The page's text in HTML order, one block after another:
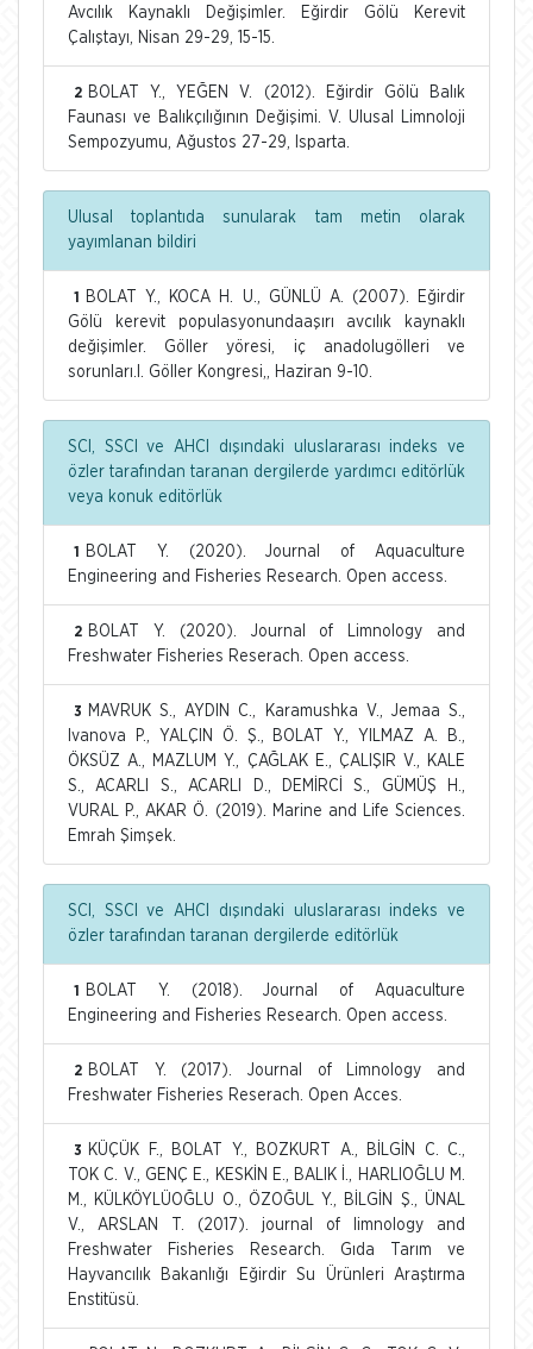
Avcılık Kaynaklı Değişimler. Eğirdir Gölü Kerevit
Çalıştayı, Nisan 29-29, 15-15.
2 BOLAT Y., YEĞEN V. (2012). Eğirdir Gölü Balık
Faunası ve Balıkçılığının Değişimi. V. Ulusal Limnoloji
Sempozyumu, Ağustos 27-29, Isparta.
Ulusal toplantıda sunularak tam metin olarak
yayımlanan bildiri
1
BOLAT Y., KOCA H. U., GÜNLÜ A. (2007). Eğirdir
Gölü kerevit populasyonundaaşırı avcılık kaynaklı
değişimler. Göller yöresi, iç anadolugölleri ve
sorunları.I. Göller Kongresi,, Haziran 9-10.
SCI, SSCI ve AHCI dışındaki uluslararası indeks ve
özler tarafından taranan dergilerde yardımcı editörlük
veya konuk editörlük
1
BOLAT Y. (2020). Journal of Aquaculture
Engineering and Fisheries Research. Open access.
2 BOLAT Y. (2020). Journal of Limnology and
Freshwater Fisheries Reserach. Open access.
3
MAVRUK S., AYDIN C., Karamushka V., Jemaa S.,
Ivanova P., YALÇIN Ö. Ş., BOLAT Y., YILMAZ A. B.,
ÖKSÜZ A., MAZLUM Y., ÇAĞLAK E., ÇALIŞIR V., KALE
S., ACARLI S., ACARLI D., DEMİRCİ S., GÜMÜŞ H.,
VURAL P., AKAR Ö. (2019). Marine and Life Sciences.
Emrah Şimşek.
SCI, SSCI ve AHCI dışındaki uluslararası indeks ve
özler tarafından taranan dergilerde editörlük
1
BOLAT Y. (2018). Journal of Aquaculture
Engineering and Fisheries Research. Open access.
2 BOLAT Y. (2017). Journal of Limnology and
Freshwater Fisheries Reserach. Open Acces.
3
KÜÇÜK F., BOLAT Y., BOZKURT A., BİLGİN C. C.,
TOK C. V., GENÇ E., KESKİN E., BALIK İ., HARLIOĞLU M.
M., KÜLKÖYLÜOĞLU O., ÖZOĞUL Y., BİLGİN Ş., ÜNAL
V., ARSLAN T. (2017). journal of limnology and
Freshwater Fisheries Research. Gıda Tarım ve
Hayvancılık Bakanlığı Eğirdir Su Ürünleri Araştırma
Enstitüsü.